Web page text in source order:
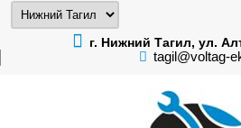
г. Нижний Тагил, ул.
tagil@voltag-